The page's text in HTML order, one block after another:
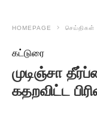
HOMEPAGE செய்திகள்
கட்டுரை
முடிஞ்சா
கதறவிட்ட